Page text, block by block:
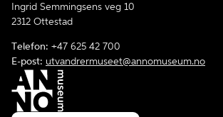
Ingrid Semmingsens veg 10
2312 Ottestad
Telefon: +47 625 42 700
E-post: utvandrermuseet@annomuseum.no